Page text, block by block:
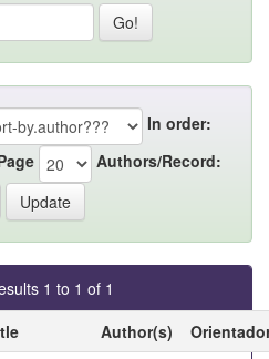
In order:
Authors/Record:
1 to 1 of 1
Author(s)